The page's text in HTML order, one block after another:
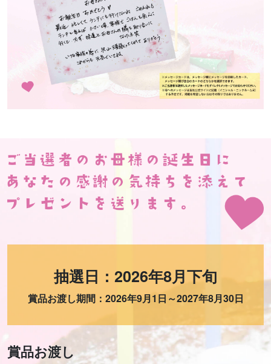
抽選日：2026年8月下旬
賞品お渡し期間：2026年9月1日～2027年8月30日
賞品お渡し